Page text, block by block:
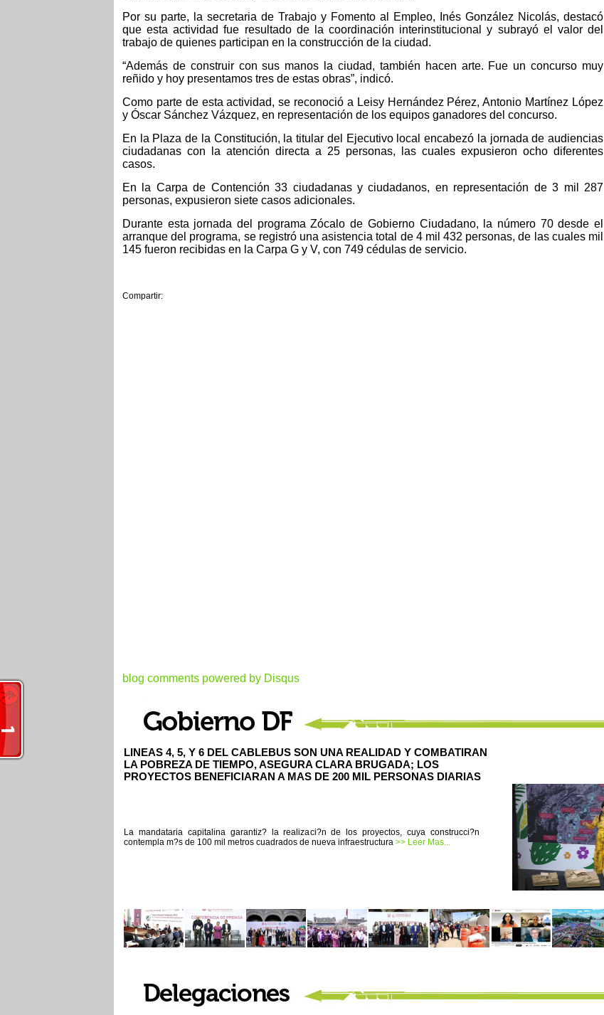
Por su parte, la secretaria de Trabajo y Fomento al Empleo, Inés González Nicolás, destacó
que esta actividad fue resultado de la coordinación interinstitucional y subrayó el valor del
trabajo de quienes participan en la construcción de la ciudad.
“Además de construir con sus manos la ciudad, también hacen arte. Fue un concurso muy
reñido y hoy presentamos tres de estas obras”, indicó.
Como parte de esta actividad, se reconoció a Leisy Hernández Pérez, Antonio Martínez López
y Óscar Sánchez Vázquez, en representación de los equipos ganadores del concurso.
En la Plaza de la Constitución, la titular del Ejecutivo local encabezó la jornada de audiencias
ciudadanas con la atención directa a 25 personas, las cuales expusieron ocho diferentes
casos.
En la Carpa de Contención 33 ciudadanas y ciudadanos, en representación de 3 mil 287
personas, expusieron siete casos adicionales.
Durante esta jornada del programa Zócalo de Gobierno Ciudadano, la número 70 desde el
arranque del programa, se registró una asistencia total de 4 mil 432 personas, de las cuales mil
145 fueron recibidas en la Carpa G y V, con 749 cédulas de servicio.
Compartir:
blog comments powered by Disqus
LINEAS 4, 5, Y 6 DEL CABLEBUS SON UNA REALIDAD Y COMBATIRAN
LA POBREZA DE TIEMPO, ASEGURA CLARA BRUGADA; LOS
PROYECTOS BENEFICIARAN A MAS DE 200 MIL PERSONAS DIARIAS
La mandataria capitalina garantiz? la realizaci?n de los proyectos, cuya construcci?n
contempla m?s de 100 mil metros cuadrados de nueva infraestructura >> Leer Mas...